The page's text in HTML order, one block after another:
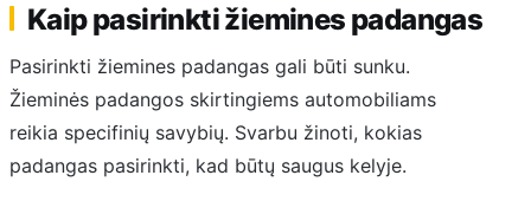
Kaip pasirinkti žiemines padangas
Pasirinkti žiemines padangas gali būti sunku.
Žieminės padangos skirtingiems automobiliams
reikia specifinių savybių. Svarbu žinoti, kokias
padangas pasirinkti, kad būtų saugus kelyje.